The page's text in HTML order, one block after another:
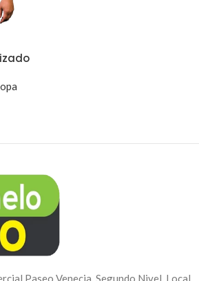
Paseo Venecia, Segundo Nivel, Local